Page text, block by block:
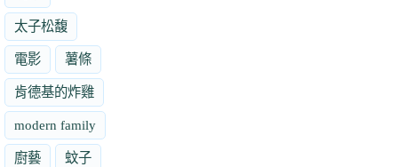
太子松馥
電影 薯條
肯德基的炸雞
modern family
廚藝 蚊子